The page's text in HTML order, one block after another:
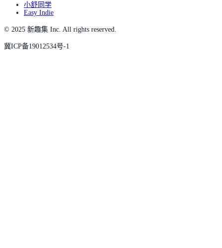
小舒同学
Easy Indie
© 2025 新趣集 Inc. All rights reserved.
冀ICP备19012534号-1